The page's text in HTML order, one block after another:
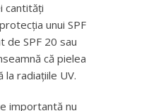
cantități
unui SPF
de SPF 20 sau
că pielea
la radiațiile UV.
importantă nu